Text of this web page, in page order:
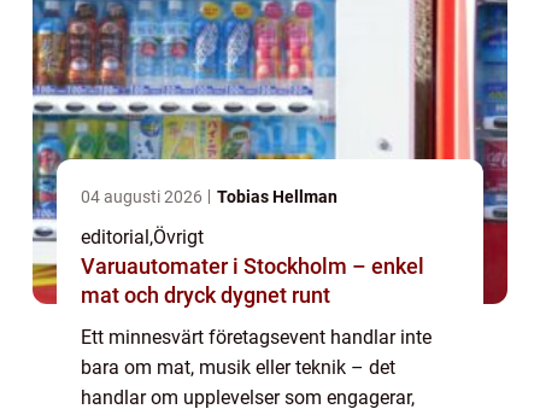
04 augusti 2026 Tobias Hellman
editorial ,Övrigt
Varuautomater i Stockholm – enkel
mat och dryck dygnet runt
Ett minnesvärt företagsevent handlar inte
bara om mat, musik eller teknik – det
handlar om upplevelser som engagerar,